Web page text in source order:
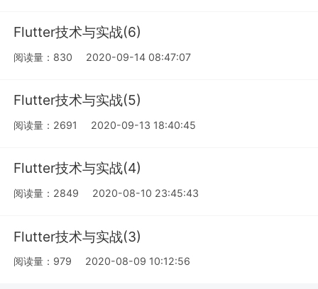
Flutter技术与实战(6)
阅读量：830 2020-09-14 08:47:07
Flutter技术与实战(5)
阅读量：2691 2020-09-13 18:40:45
Flutter技术与实战(4)
阅读量：2849 2020-08-10 23:45:43
Flutter技术与实战(3)
阅读量：979 2020-08-09 10:12:56